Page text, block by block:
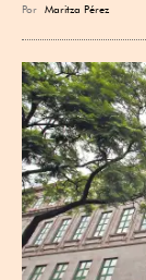
Por Maritza Pérez